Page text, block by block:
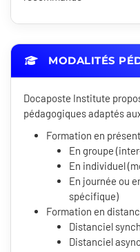
MODALITÉS
Docaposte Institute
pédagogiques adaptés
Formation en
En groupe
En individuel
En journée ou
spécifique)
Formation en
Distanciel
Distanciel